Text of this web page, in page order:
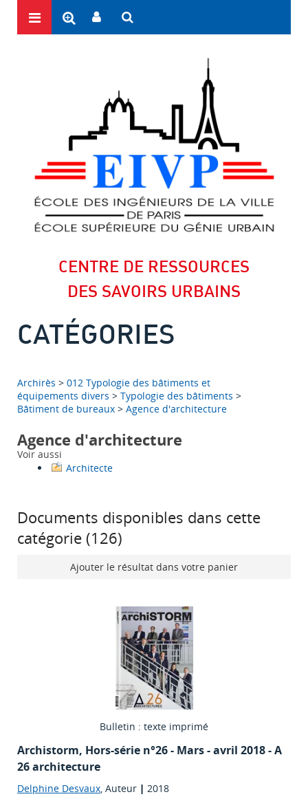
CENTRE DE RESSOURCES
DES SAVOIRS URBAINS
CATÉGORIES
Archirès > 012 Typologie des bâtiments et
équipements divers > Typologie des bâtiments >
Bâtiment de bureaux > Agence d'architecture
Agence d'architecture
Voir aussi
Architecte
Documents disponibles dans cette
catégorie (126)
Ajouter le résultat dans votre panier
Bulletin : texte imprimé
Archistorm, Hors-série n°26 - Mars - avril 2018 - A
26 architecture
Delphine Desvaux, Auteur | 2018